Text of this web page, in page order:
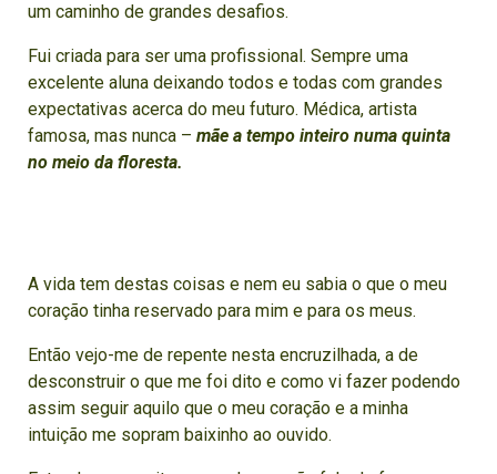
um caminho de grandes desafios.
Fui criada para ser uma profissional. Sempre uma
excelente aluna deixando todos e todas com grandes
expectativas acerca do meu futuro. Médica, artista
famosa, mas nunca – mãe a tempo inteiro numa quinta
no meio da floresta.
A vida tem destas coisas e nem eu sabia o que o meu
coração tinha reservado para mim e para os meus.
Então vejo-me de repente nesta encruzilhada, a de
desconstruir o que me foi dito e como vi fazer podendo
assim seguir aquilo que o meu coração e a minha
intuição me sopram baixinho ao ouvido.